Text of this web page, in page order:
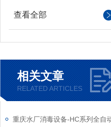
查看全部
相关文章
RELATED ARTICLES